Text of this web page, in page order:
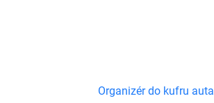
Organizér do kufru auta